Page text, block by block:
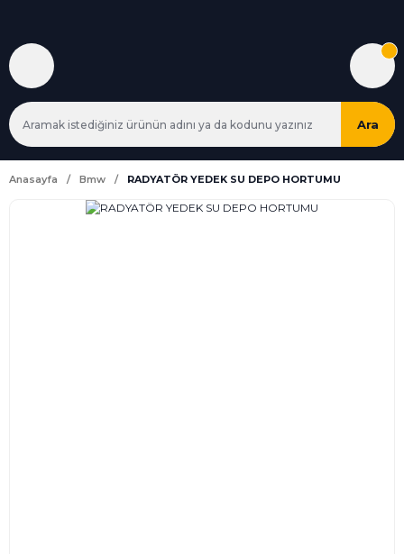
Ara
Anasayfa Bmw RADYATÖR YEDEK SU DEPO HORTUMU